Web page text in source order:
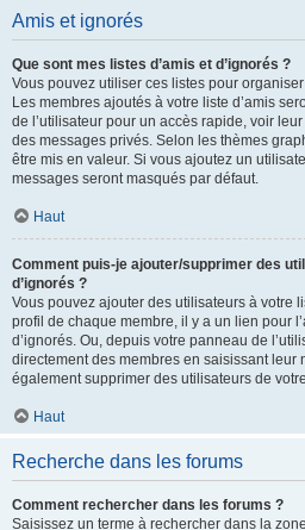
Amis et ignorés
Que sont mes listes d’amis et d’ignorés ?
Vous pouvez utiliser ces listes pour
Les membres ajoutés à votre liste d’amis
de l’utilisateur pour un accès rapide, voir
des messages privés. Selon les thèmes
être mis en valeur. Si vous ajoutez un
messages seront masqués par défaut.
Haut
Comment puis-je ajouter/supprimer des
d’ignorés ?
Vous pouvez ajouter des utilisateurs à votre
profil de chaque membre, il y a un lien pour
d’ignorés. Ou, depuis votre panneau de
directement des membres en saisissant leur
également supprimer des utilisateurs de
Haut
Recherche dans les forums
Comment rechercher dans les forums ?
Saisissez un terme à rechercher dans la